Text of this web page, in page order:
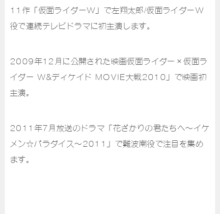
11作「仮面ライダーW」で左翔太郎/仮面ライダーW
役で連続テレビドラマに初主演します。
2009年12月に公開された映画仮面ライダー×仮面ラ
イダー W&ディケイド MOVIE大戦2010」で映画初
主演。
2011年7月放送のドラマ「花ざかりの君たちへ～イケ
メン☆パラダイス～2011」で難波南役で注目を集め
ます。